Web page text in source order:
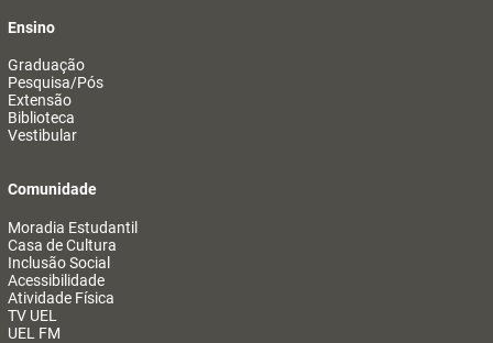
Ensino
Graduação
Pesquisa/Pós
Extensão
Biblioteca
Vestibular
Comunidade
Moradia Estudantil
Casa de Cultura
Inclusão Social
Acessibilidade
Atividade Física
TV UEL
UEL FM